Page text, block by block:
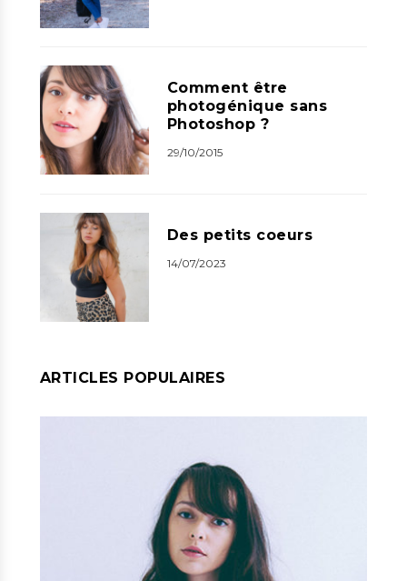
Comment être
photogénique sans
Photoshop ?
29/10/2015
Des petits coeurs
14/07/2023
ARTICLES POPULAIRES